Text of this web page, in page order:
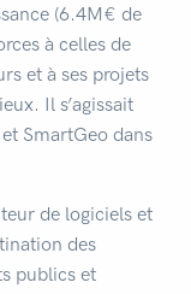
(6.4M€ de
à celles de
et à ses projets
Il s’agissait
SmartGeo dans
de logiciels et
des
publics et